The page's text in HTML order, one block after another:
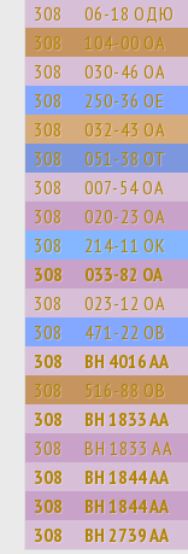
308 06-18 ОДЮ
308 104-00 ОА
308 030-46 ОА
308 250-36 ОЕ
308 032-43 ОА
308 051-38 ОТ
308 007-54 ОА
308 020-23 ОА
308 214-11 ОК
308 033-82 ОА
308 023-12 ОА
308 471-22 ОВ
308 BH 4016 AA
308 516-88 ОВ
308 BH 1833 AA
308 BH 1833 AA
308 BH 1844 AA
308 BH 1844 AA
308 BH 2739 AA